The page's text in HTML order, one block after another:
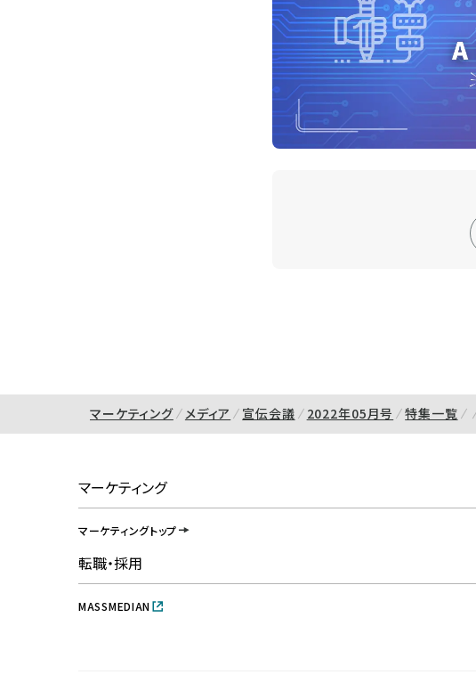
マーケティング メディア 宣伝会議 2022年05月号 特集一覧
マーケティング
マーケティングトップ
転職・採用
MASSMEDIAN